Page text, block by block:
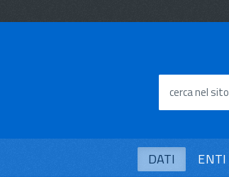
cerca nel sito
DATI ENTI